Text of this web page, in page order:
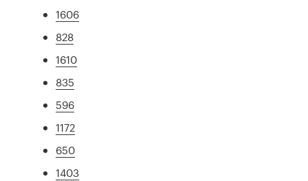
1606
828
1610
835
596
1172
650
1403